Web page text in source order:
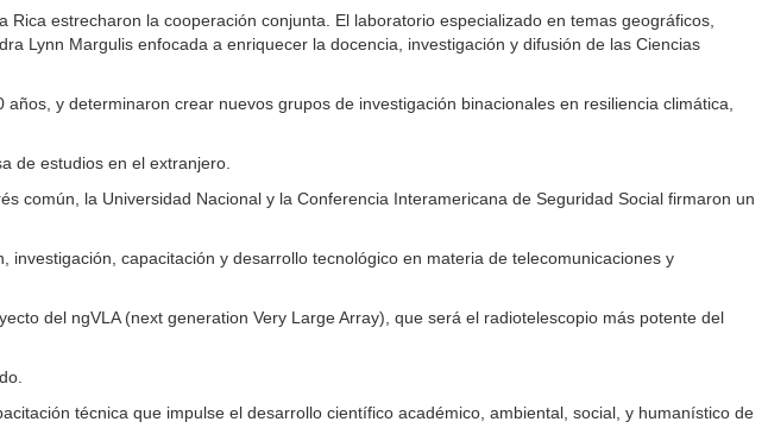
estrecharon la cooperación conjunta. El laboratorio especializado en temas geográficos,
Lynn Margulis enfocada a enriquecer la docencia, investigación y difusión de las Ciencias
y determinaron crear nuevos grupos de investigación binacionales en resiliencia climática,
de estudios en el extranjero.
común, la Universidad Nacional y la Conferencia Interamericana de Seguridad Social firmaron un
capacitación y desarrollo tecnológico en materia de telecomunicaciones y
del ngVLA (next generation Very Large Array), que será el radiotelescopio más potente del
técnica que impulse el desarrollo científico académico, ambiental, social, y humanístico de